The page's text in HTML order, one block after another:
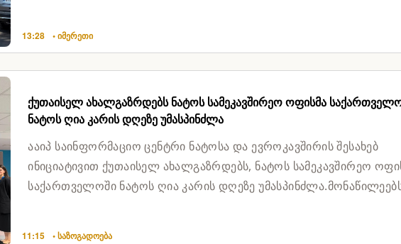
13:28 • იმერეთი
ქუთაისელ ახალგაზრდებს ნატოს სამეკავშირეო ოფისმა
ნატოს ღია კარის დღეზე უმასპინძლა
ააიპ საინფორმაციო ცენტრი ნატოსა და ევროკავშირის შესახებ
ინიციატივით ქუთაისელ ახალგაზრდებს, ნატოს სამეკავშირეო
საქართველოში ნატოს ღია კარის დღეზე
11:15 • საზოგადოება